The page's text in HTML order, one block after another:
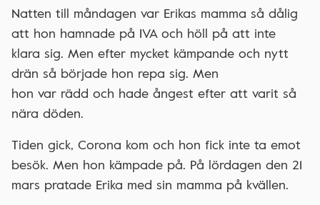
Natten till måndagen var Erikas mamma så dålig
att hon hamnade på IVA och höll på att inte
klara sig. Men efter mycket kämpande och nytt
drän så började hon repa sig. Men
hon var rädd och hade ångest efter att varit så
nära döden.
Tiden gick, Corona kom och hon fick inte ta emot
besök. Men hon kämpade på. På lördagen den 21
mars pratade Erika med sin mamma på kvällen.